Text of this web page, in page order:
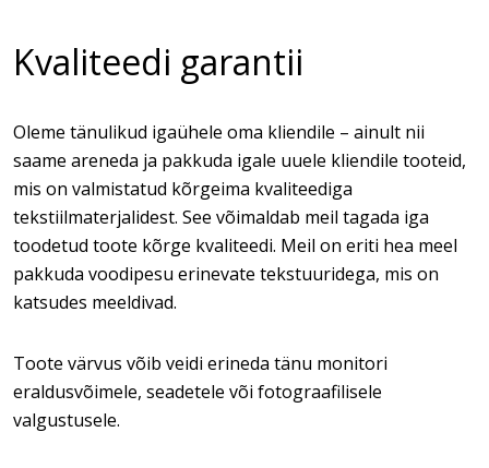
Kvaliteedi garantii
Oleme tänulikud igaühele oma kliendile – ainult nii
saame areneda ja pakkuda igale uuele kliendile tooteid,
mis on valmistatud kõrgeima kvaliteediga
tekstiilmaterjalidest. See võimaldab meil tagada iga
toodetud toote kõrge kvaliteedi. Meil on eriti hea meel
pakkuda voodipesu erinevate tekstuuridega, mis on
katsudes meeldivad.
Toote värvus võib veidi erineda tänu monitori
eraldusvõimele, seadetele või fotograafilisele
valgustusele.